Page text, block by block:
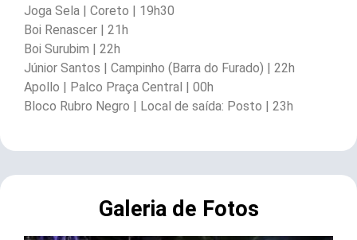
Joga Sela | Coreto | 19h30
Boi Renascer | 21h
Boi Surubim | 22h
Júnior Santos | Campinho (Barra do Furado) | 22h
Apollo | Palco Praça Central | 00h
Bloco Rubro Negro | Local de saída: Posto | 23h
Galeria de Fotos